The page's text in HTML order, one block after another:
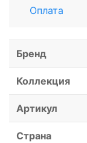
Оплата
Бренд
Коллекция
Артикул
Страна